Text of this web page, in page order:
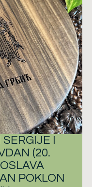
I
(20.
POKLON